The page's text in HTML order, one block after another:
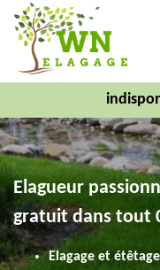
Elagueur
gratuit dans tout
Elagage et